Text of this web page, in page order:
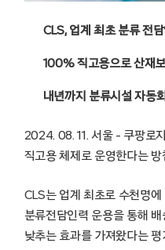
CLS, 업계 최초 분류 전
100% 직고용으로 산재
내년까지 분류시설 자동
2024. 08. 11. 서울 – 쿠팡로
직고용 체제로 운영한다는 방
CLS는 업계 최초로 수천명
분류전담인력 운용을 통해
낮추는 효과를 가져왔다는 평